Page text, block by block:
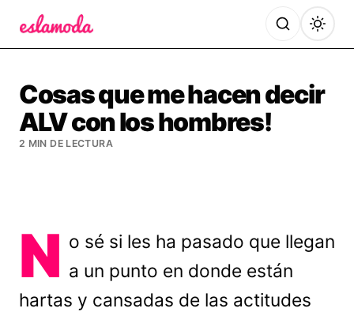
Cosas que me hacen decir
ALV con los hombres!
2 MIN DE LECTURA
N o sé si les ha pasado que llegan
a un punto en donde están
hartas y cansadas de las actitudes